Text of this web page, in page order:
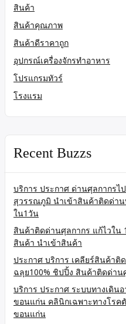
สินค้า
สินค้าคุณภาพ
สินค้าดีราคาถูก
อุปกรณ์เครื่องจักรทำอาหาร
โปรแกรมทัวร์
โรงแรม
Recent Buzzs
บริการ ประกาศ ด่านศุลกากร
สุวรรณภูมิ นำเข้าสินค้าติดด่า
ใน1วัน
สินค้าติดด่านศุลกากร แก้ไวใน
สินค้า นำเข้าสินค้า
ประกาศ บริการ เคลียร์สินค้า
ฉลุย100% ชิปปิ้ง สินค้าติดด่าน
บริการ ประกาศ ระบบทางเดิน
ขอนแก่น คลินิกเฉพาะทางโรค
ขอนแก่น